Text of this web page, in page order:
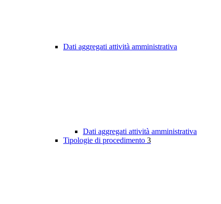
Dati aggregati attività amministrativa
Dati aggregati attività amministrativa
Tipologie di procedimento 3